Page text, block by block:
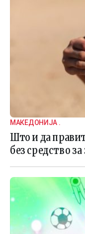
МАКЕДОНИЈА .
Што и да
без средство